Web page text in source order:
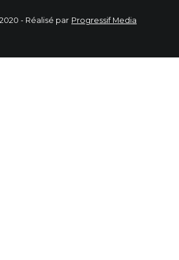
- Réalisé par Progressif Media